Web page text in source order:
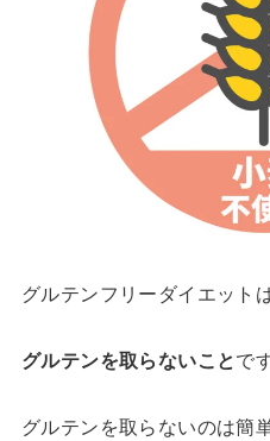
グルテンフリーダイエット
グルテンを取らないことで
グルテンを取らないのは簡